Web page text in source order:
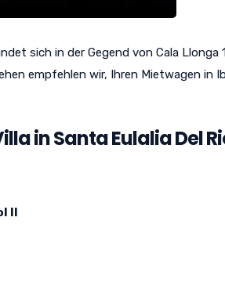
sich in der Gegend von Cala Llonga
empfehlen wir, Ihren Mietwagen in
in Santa Eulalia Del
II